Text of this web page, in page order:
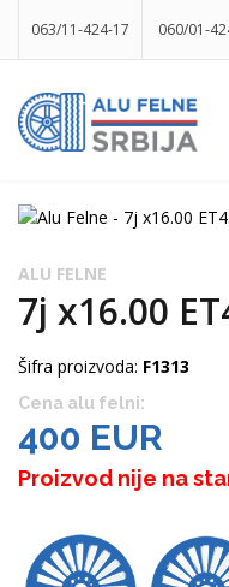
063/11-424-17 060/01-
info@gumesrbija.rs
ALU FELNE
7j x16.00
Šifra proizvoda: F1313
Cena alu felni:
400 EUR
Proizvod nije na